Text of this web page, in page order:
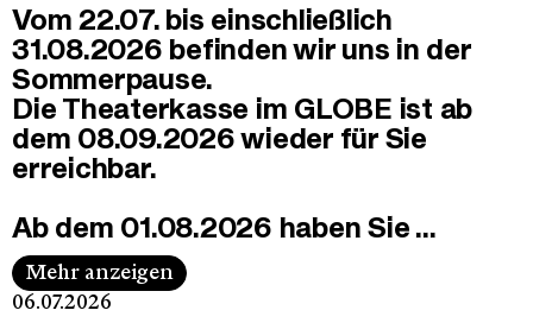
Vom 22.07. bis einschließlich
31.08.2026 befinden wir uns in der
Sommerpause.
Die Theaterkasse im GLOBE ist ab
dem 08.09.2026 wieder für Sie
erreichbar.
Ab dem 01.08.2026 haben Sie …
Mehr anzeigen
06.07.2026